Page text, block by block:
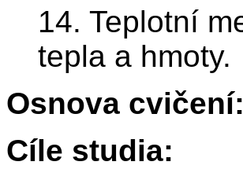
14. Teplotní
tepla a hmoty.
Osnova cvičení:
Cíle studia: